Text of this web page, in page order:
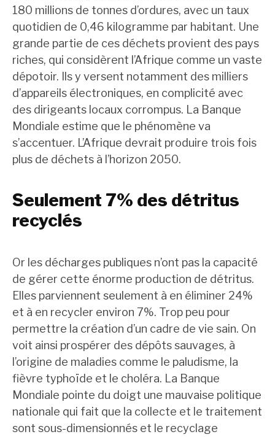
180 millions de tonnes d’ordures, avec un taux
quotidien de 0,46 kilogramme par habitant. Une
grande partie de ces déchets provient des pays
riches, qui considèrent l’Afrique comme un vaste
dépotoir. Ils y versent notamment des milliers
d’appareils électroniques, en complicité avec
des dirigeants locaux corrompus. La Banque
Mondiale estime que le phénomène va
s’accentuer. L’Afrique devrait produire trois fois
plus de déchets à l’horizon 2050.
Seulement 7% des détritus
recyclés
Or les décharges publiques n’ont pas la capacité
de gérer cette énorme production de détritus.
Elles parviennent seulement à en éliminer 24%
et à en recycler environ 7%. Trop peu pour
permettre la création d’un cadre de vie sain. On
voit ainsi prospérer des dépôts sauvages, à
l’origine de maladies comme le paludisme, la
fièvre typhoïde et le choléra. La Banque
Mondiale pointe du doigt une mauvaise politique
nationale qui fait que la collecte et le traitement
sont sous-dimensionnés et le recyclage